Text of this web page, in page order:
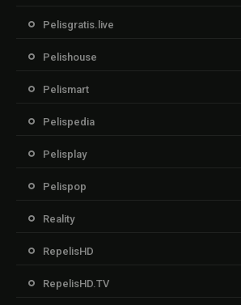
Pelisgratis.live
Pelishouse
Pelismart
Pelispedia
Pelisplay
Pelispop
Reality
RepelisHD
RepelisHD.TV